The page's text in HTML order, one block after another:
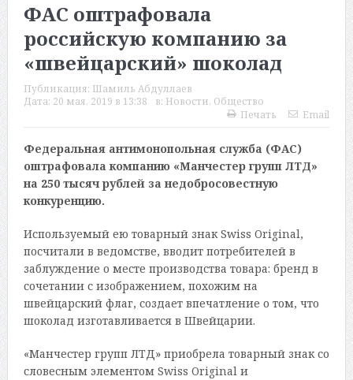
ФАС оштрафовала
российскую компанию за
«швейцарский» шоколад
Публикация: Шамиль Абдуллаев
Дата: 20 мая, 2019 в 13:38 в: Новости, Общество
Печать
Email
Федеральная антимонопольная служба (ФАС)
оштрафовала компанию «Манчестер групп ЛТД»
на 250 тысяч рублей за недобросовестную
конкуренцию.
Используемый ею товарный знак Swiss Original,
посчитали в ведомстве, вводит потребителей в
заблуждение о месте производства товара: бренд в
сочетании с изображением, похожим на
швейцарский флаг, создает впечатление о том, что
шоколад изготавливается в Швейцарии.
«Манчестер групп ЛТД» приобрела товарный знак со
словесным элементом Swiss Original и